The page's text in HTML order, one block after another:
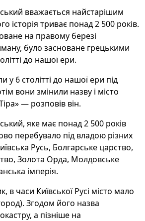
вважається найстарішим
історія триває понад 2 500 років.
на правому березі
було засноване грецькими
до нашої ери.
у 6 столітті до нашої ери під
вони змінили назву і місто
— розповів він.
яке має понад 2 500 років
перебувало під владою різних
Русь, Болгарське царство,
Золота Орда, Молдовське
імперія.
в часи Київської Русі місто мало
Згодом його назва
а пізніше на